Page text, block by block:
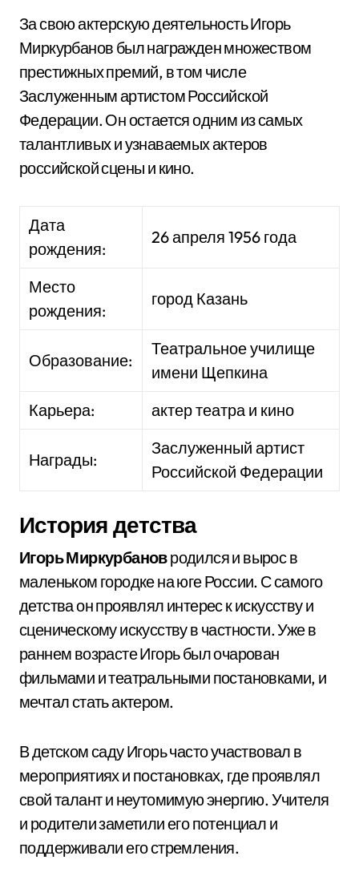
За свою актерскую деятельность Игорь
Миркурбанов был награжден множеством
престижных премий, в том числе
Заслуженным артистом Российской
Федерации. Он остается одним из самых
талантливых и узнаваемых актеров
российской сцены и кино.
Дата
рождения:
26 апреля 1956 года
Место
рождения:
город Казань
Образование:
Театральное училище
имени Щепкина
Карьера:
актер театра и кино
Награды:
Заслуженный артист
Российской Федерации
История детства
Игорь Миркурбановродился и вырос в
маленьком городке на юге России. С самого
детства он проявлял интерес к искусству и
сценическому искусству в частности. Уже в
раннем возрасте Игорь был очарован
фильмами и театральными постановками, и
мечтал стать актером.
В детском саду Игорь часто участвовал в
мероприятиях и постановках, где проявлял
свой талант и неутомимую энергию. Учителя
и родители заметили его потенциал и
поддерживали его стремления.